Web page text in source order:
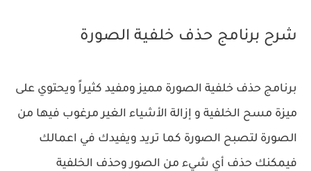
شرح برنامج حذف خلفية الصورة
برنامج حذف خلفية الصورة مميز ومفيد كثيراً ويحتوي على
ميزة مسح الخلفية و إزالة الأشياء الغير مرغوب فيها من
الصورة لتصبح الصورة كما تريد ويفيدك في اعمالك
فيمكنك حذف أي شيء من الصور وحذف الخلفية